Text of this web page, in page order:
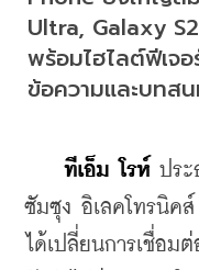
Ultra, Galaxy
พร้อมไฮไลต์ฟีเจ
ข้อความและบทส
ทีเอ็ม โรห์ ประ
ซัมซุง อิเลคโทรนิคส์
ได้เปลี่ยนการเชื่อม